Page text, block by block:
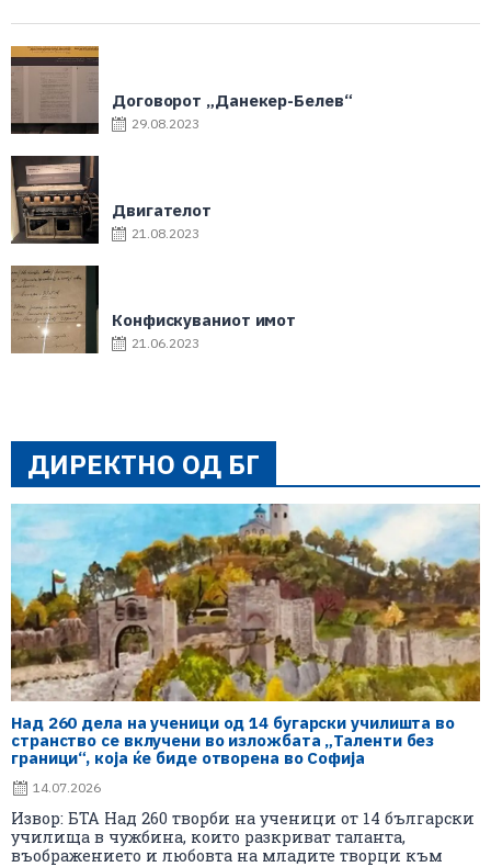
Договорот „Данекер-Белев“
29.08.2023
Двигателот
21.08.2023
Конфискуваниот имот
21.06.2023
ДИРЕКТНО ОД БГ
Над 260 дела на ученици од 14 бугарски училишта во
странство се вклучени во изложбата „Таленти без
граници“, која ќе биде отворена во Софија
14.07.2026
Извор: БТА Над 260 творби на ученици от 14 български
училища в чужбина, които разкриват таланта,
въображението и любовта на младите творци към